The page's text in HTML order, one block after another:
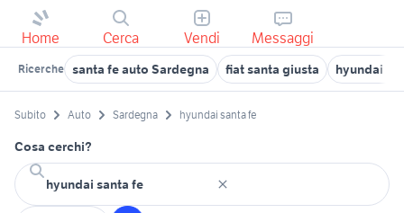
Home Cerca Vendi Messaggi
Ricerche santa fe auto Sardegna fiat santa giusta hyundai
Subito Auto Sardegna hyundai santa fe
Cosa cerchi?